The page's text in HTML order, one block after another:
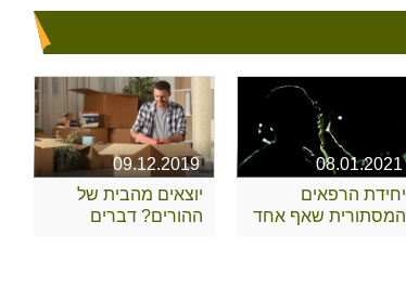
08.01.2021
יחידת הרפאים
המסתורית שאף אחד
09.12.2019
יוצאים מהבית של
ההורים? דברים